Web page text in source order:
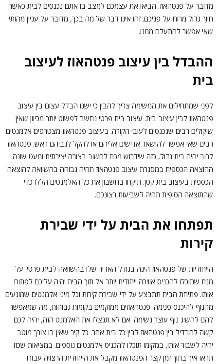
מדובר על פנטהאוז. הביאו את עצמכם למצב בו אתם נכנסים לבית כאשר
חיוך גדול מרוח על פניכם. זהו אינו דבר של מה בכך, מדובר על עניין מהותי
שאי אפשר להתעלם ממנו.
ההבדל בין עיצוב פנטהאוז לעיצוב
בית
לפני שמתחילים את המשימה צריך להבין כי ישנו הבדל עצום בין עיצוב
פנטהאוז לבין עיצוב בית. עיצוב בית פרטי נחשב לפשוט יותר מכיוון שאין
שיקולים רבים שנכנסים לעובי הקורה. בעיצוב פנטהאוז מצטרפים אלמנטים
רבים שאי אפשר להישאר אדישים אליהם או להקל לגביהם ראש. פנטהאוז
לרוב יהיה בית גדול, כזה שידרוש מכם לחשוב בצורה יצירתית ומעט שונה.
ההוצאה הכספית במסגרת עיצוב פנטהאוז תהיה גבוהה בהשוואה להוצאה
הכספית בעיצוב בית קטן. תיקחו בחשבון את כל האלמנטים הללו כדי
שהתוצאה הסופית תהיה לשביעות רצונכם.
תפתחו את הבית על ידי שבירת
קירות
הייחודיות של פנטהאוז הינה בגודל האדיר שלו בהשוואה לבית פרטי. על
מנת שתוכלו להכניס אווירה ייחודית יותר אל תוך הבית יהיה עליכם לפתוח
אותו. פתיחת הבית תתבצע על ידי שבירת קירות וכל מיני אלמנטים שמונעים
מהנוף להיכנס פנימה. פנטהאוזים ממוקמים בקומות גבוהות, מה שמאפשר
להם להשיג נוף עוצר נשימה. אם לא תנצלו את האלמנט הזה, יהיה לכם
קשה להבדיל בין פנטהאוז לבין כל בית אחר. כל קיר שאין בו צורך מוטב
יהיה לשבור אותו, במקומו תוכלו להכניס אלמנטים נוספים. במציאות שכזו
תראו איך בתוך זמן קצר הפנטהאוז מקבל את הייחודית הרצויה עבורו.